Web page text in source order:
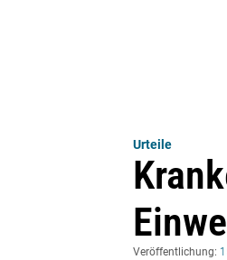
Urteile
Veröffentlichung: